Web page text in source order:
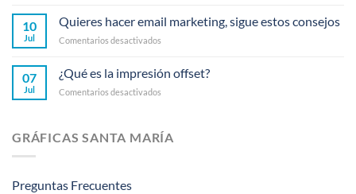
ejemplos
de
ambient
que
barreras
10
Jul
Quieres hacer email marketing, sigue estos consejos
Comentarios desactivados
email
marketing,
consejos
07
Jul
¿Qué es la impresión offset?
Comentarios desactivados
la
impresión
GRÁFICAS SANTA MARÍA
Preguntas Frecuentes